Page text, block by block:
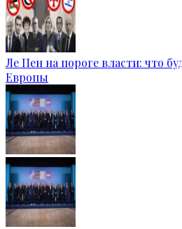
Ле Пен на пороге власти: что
Европы